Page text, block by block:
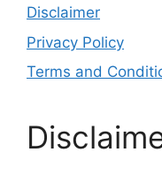
Disclaimer
Privacy Policy
Terms and